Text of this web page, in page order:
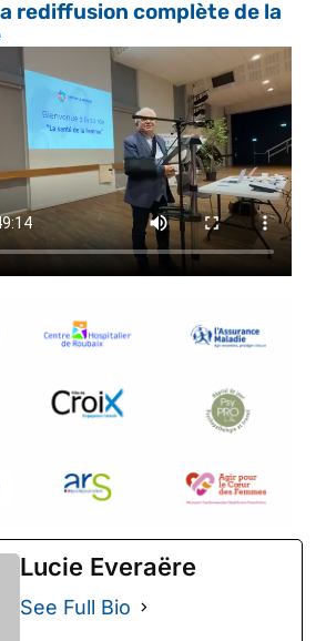
rediffusion complète de la
Lucie Everaëre
See Full Bio